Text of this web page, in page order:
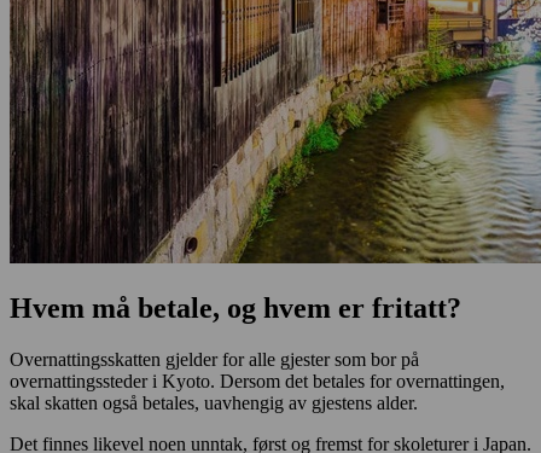
Hvem må betale, og hvem er fritatt?
Overnattingsskatten gjelder for alle gjester som bor på
overnattingssteder i Kyoto. Dersom det betales for overnattingen,
skal skatten også betales, uavhengig av gjestens alder.
Det finnes likevel noen unntak, først og fremst for skoleturer i Japan.